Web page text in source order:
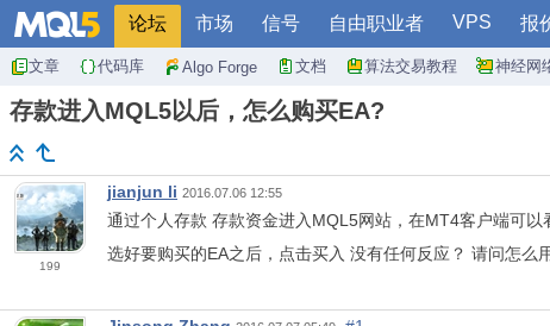
论坛 市场 信号 自由职业者 VPS 报
文章 代码库 Algo Forge 文档 算法交易教程 神经网
存款进入MQL5以后，怎么购买EA?
199
jianjun li 2016.07.06 12:55
通过个人存款 存款资金进入MQL5网站，在MT4客户端可
选好要购买的EA之后，点击买入 没有任何反应？ 请问怎么